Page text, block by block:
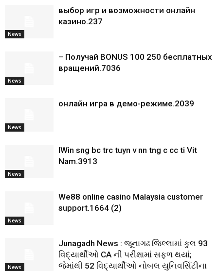
News
выбор игр и возможности онлайн
казино.237
News
– Получай BONUS 100 250 бесплатных
вращений.7036
News
онлайн игра в демо-режиме.2039
News
IWin sng bc trc tuyn v nn tng c cc ti Vit
Nam.3913
News
We88 online casino Malaysia customer
support.1664 (2)
News
Junagadh News : જૂનાગઢ જિલ્લામાં કુલ 93
વિદ્યાર્થીઓ CA ની પરીક્ષામાં સફળ થયાં;
જેમાંથી 52 વિદ્યાર્થીઓ નોબલ યુનિવર્સિટીના